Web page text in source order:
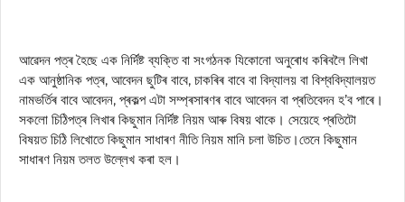
আৱেদন পত্ৰ হৈছে এক নিৰ্দিষ্ট ব্যক্তি বা সংগঠনক যিকোনো অনুৰোধ কৰিবলৈ লিখা
এক আনুষ্ঠানিক পত্ৰ, আবেদন ছুটিৰ বাবে, চাকৰিৰ বাবে বা বিদ্যালয় বা বিশ্ববিদ্যালয়ত
নামভৰ্তিৰ বাবে আবেদন, প্ৰকল্প এটা সম্প্ৰসাৰণৰ বাবে আবেদন বা প্ৰতিবেদন হ’ব পাৰে।
সকলো চিঠিপত্ৰ লিখাৰ কিছুমান নিৰ্দিষ্ট নিয়ম আৰু বিষয় থাকে। সেয়েহে প্ৰতিটো
বিষয়ত চিঠি লিখোতে কিছুমান সাধাৰণ নীতি নিয়ম মানি চলা উচিত।তেনে কিছুমান
সাধাৰণ নিয়ম তলত উল্লেখ কৰা হল।